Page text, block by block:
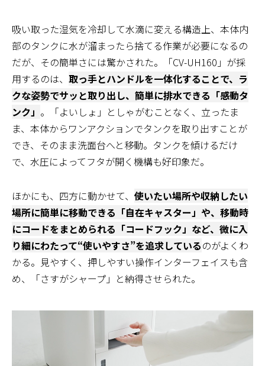
吸い取った湿気を冷却して水滴に変える構造上、本体内
部のタンクに水が溜まったら捨てる作業が必要になるの
だが、その簡単さには驚かされた。「CV-UH160」が採
用するのは、 取っ手とハンドルを一体化することで、ラ
クな姿勢でサッと取り出し、簡単に排水できる「感動タ
ンク」 。「よいしょ」としゃがむことなく、立ったま
ま、本体からワンアクションでタンクを取り出すことが
でき、そのまま洗面台へと移動。タンクを傾けるだけ
で、水圧によってフタが開く機構も好印象だ。
ほかにも、四方に動かせて、 使いたい場所や収納したい
場所に簡単に移動できる「自在キャスター」や、移動時
にコードをまとめられる「コードフック」など、微に入
り細にわたって“使いやすさ”を追求しているのがよくわ
かる。見やすく、押しやすい操作インターフェイスも含
め、「さすがシャープ」と納得させられた。